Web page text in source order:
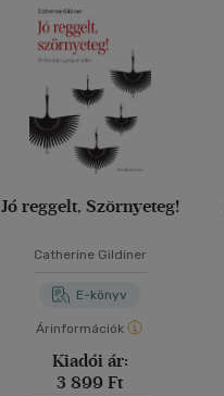
Jó reggelt, Szörnyeteg!
Catherine Gildiner
E-könyv
Árinformációk
Kiadói ár:
3 899 Ft